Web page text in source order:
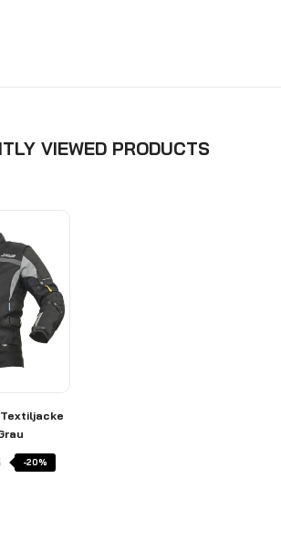
VIEWED PRODUCTS
-20%